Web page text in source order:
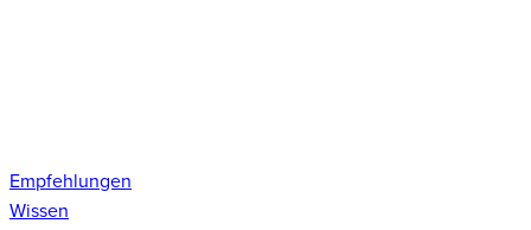
Empfehlungen
Wissen